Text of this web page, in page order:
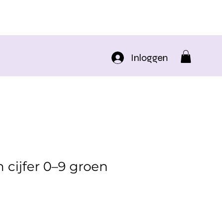
Inloggen
cijfer 0–9 groen